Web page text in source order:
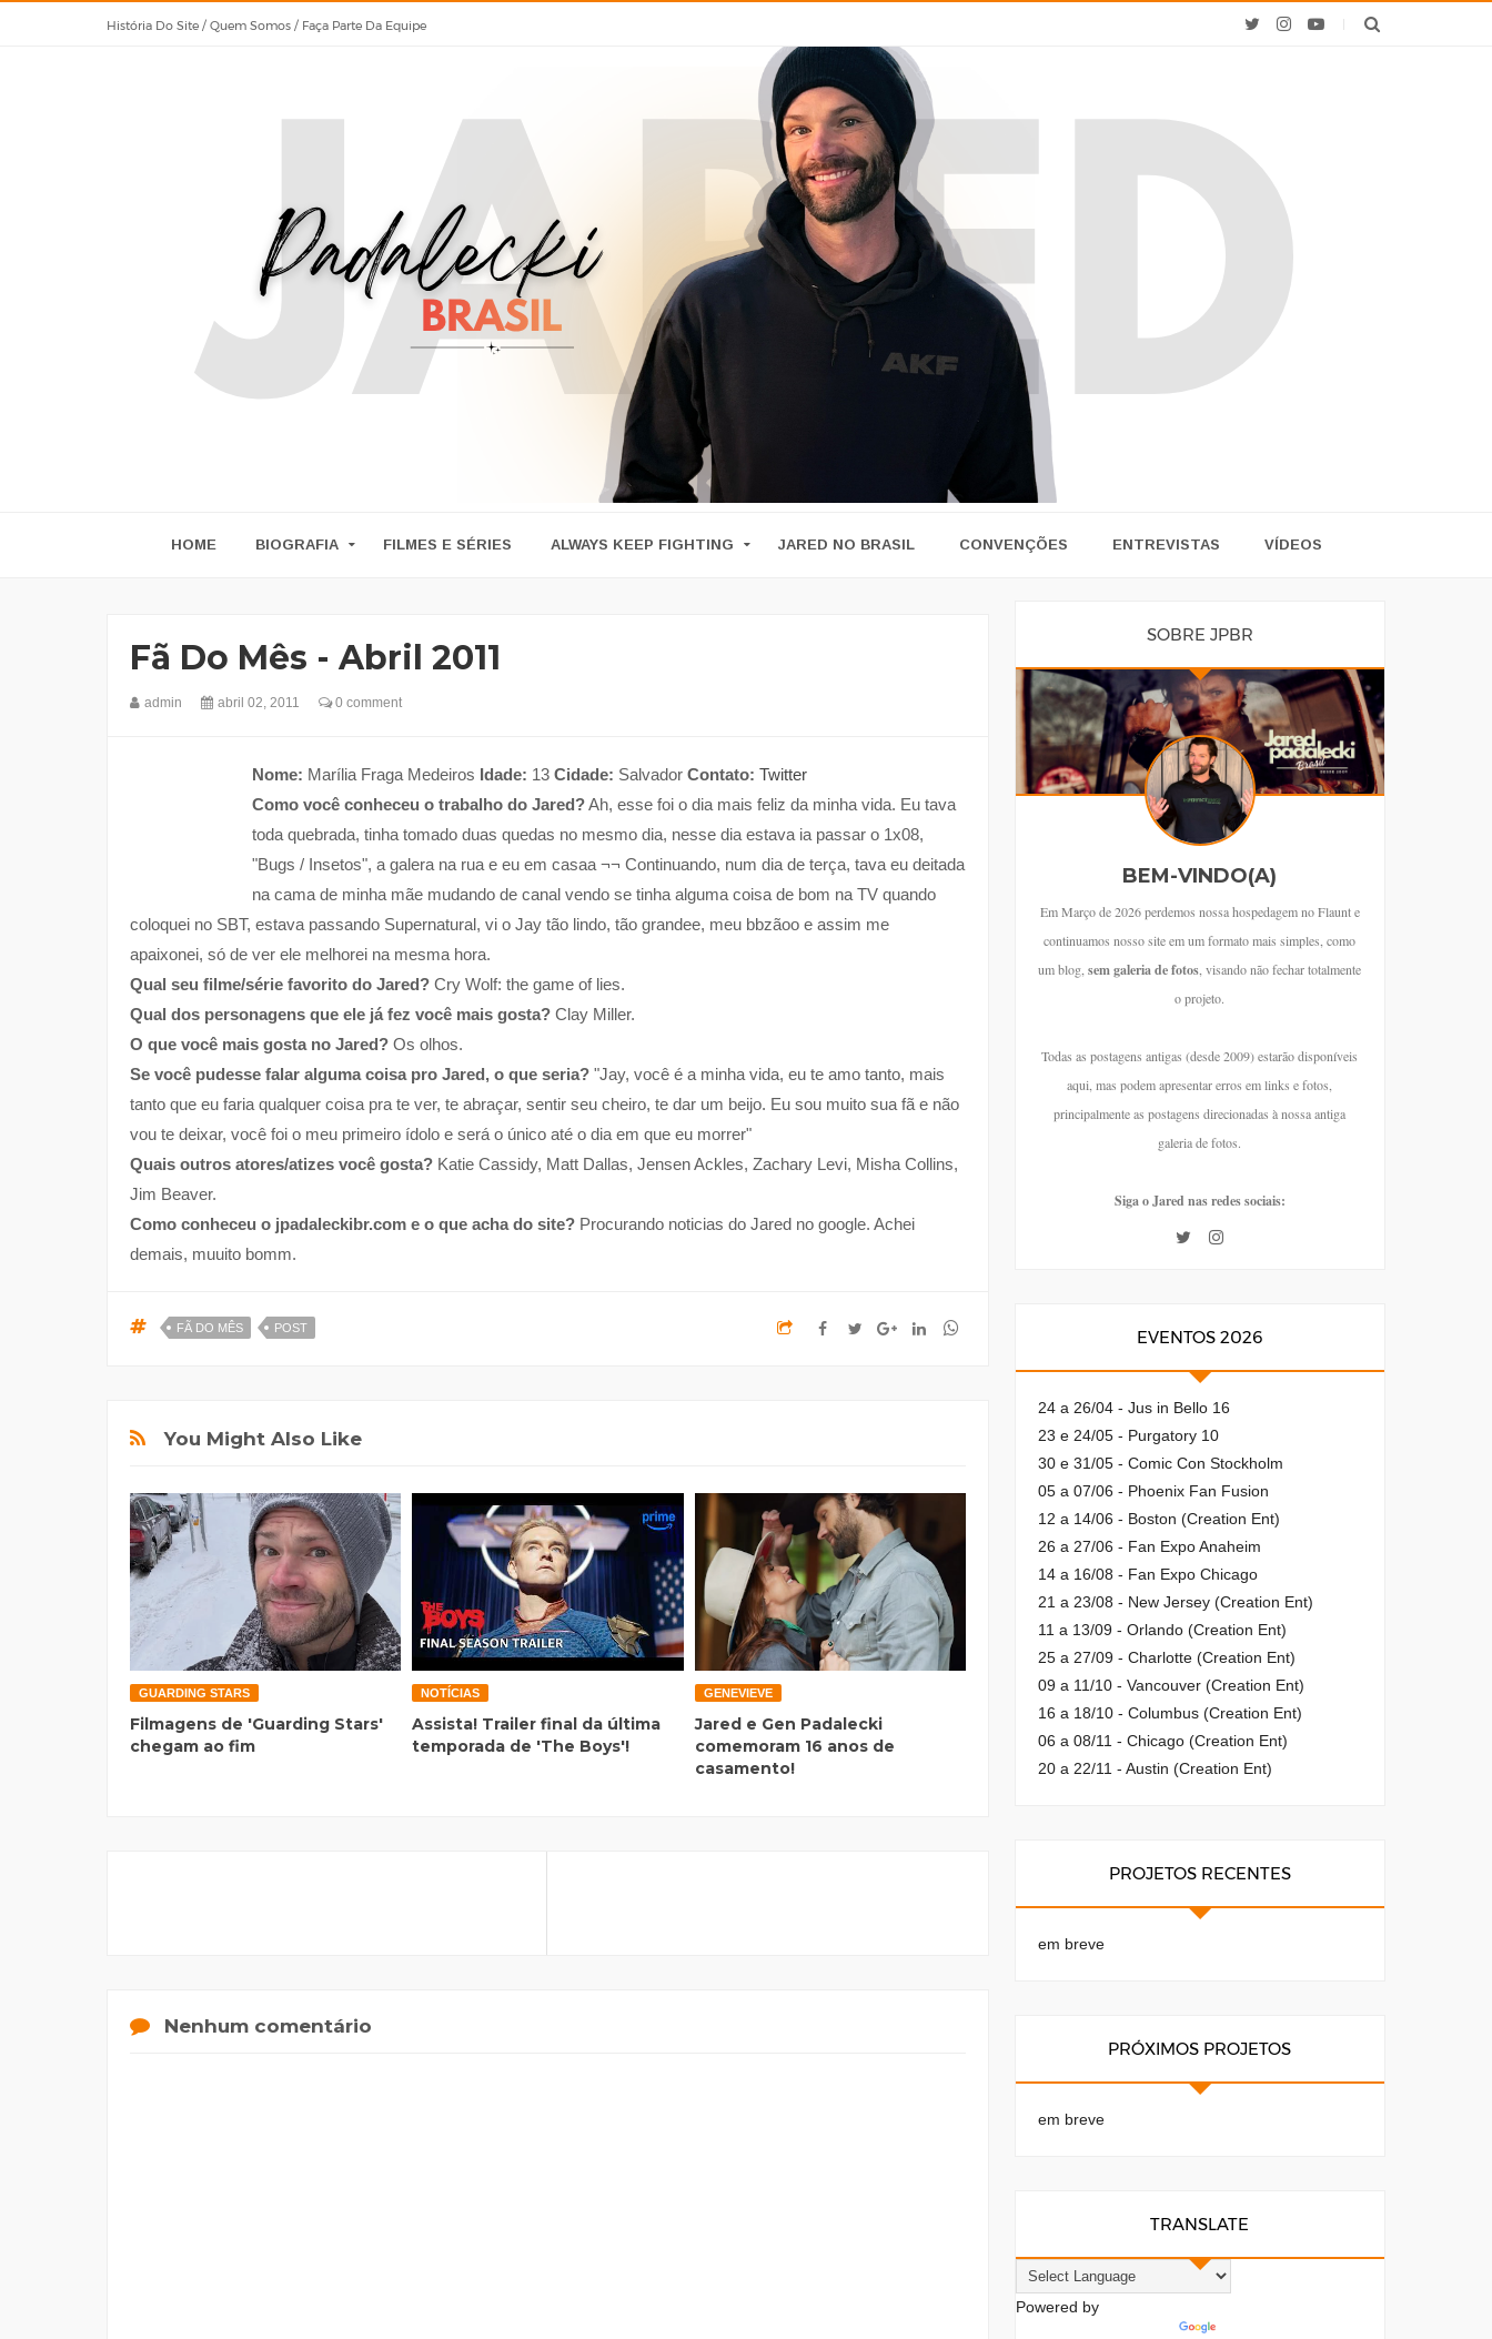
História Do Site / Quem Somos / Faça Parte Da Equipe
HOME BIOGRAFIA FILMES E SÉRIES ALWAYS KEEP FIGHTING JARED NO BRASIL CONVENÇÕES ENTREVISTAS VÍDEOS
Fã Do Mês - Abril 2011
admin abril 02, 2011 0 comment
Nome: Marília Fraga Medeiros Idade: 13 Cidade: Salvador Contato: Twitter
Como você conheceu o trabalho do Jared?Ah, esse foi o dia mais feliz da minha vida. Eu tava
toda quebrada, tinha tomado duas quedas no mesmo dia, nesse dia estava ia passar o 1x08,
"Bugs / Insetos", a galera na rua e eu em casaa ¬¬ Continuando, num dia de terça, tava eu deitada
na cama de minha mãe mudando de canal vendo se tinha alguma coisa de bom na TV quando
coloquei no SBT, estava passando Supernatural, vi o Jay tão lindo, tão grandee, meu bbzãoo e assim me
apaixonei, só de ver ele melhorei na mesma hora.
Qual seu filme/série favorito do Jared? Cry Wolf: the game of lies.
Qual dos personagens que ele já fez você mais gosta? Clay Miller.
O que você mais gosta no Jared? Os olhos.
Se você pudesse falar alguma coisa pro Jared, o que seria? "Jay, você é a minha vida, eu te amo tanto, mais
tanto que eu faria qualquer coisa pra te ver, te abraçar, sentir seu cheiro, te dar um beijo. Eu sou muito sua fã e não
vou te deixar, você foi o meu primeiro ídolo e será o único até o dia em que eu morrer"
Quais outros atores/atizes você gosta? Katie Cassidy, Matt Dallas, Jensen Ackles, Zachary Levi, Misha Collins,
Jim Beaver.
Como conheceu o jpadaleckibr.com e o que acha do site? Procurando noticias do Jared no google. Achei
demais, muuito bomm.
FÃ DO MÊS POST
You Might Also Like
GUARDING STARS
Filmagens de 'Guarding Stars'
chegam ao fim
NOTÍCIAS
Assista! Trailer final da última
temporada de 'The Boys'!
GENEVIEVE
Jared e Gen Padalecki
comemoram 16 anos de
casamento!
Nenhum comentário
SOBRE JPBR
BEM-VINDO(A)
Em Março de 2026 perdemos nossa hospedagem no Flaunt e
continuamos nosso site em um formato mais simples, como
um blog,sem galeria de fotos, visando não fechar totalmente
o projeto.
Todas as postagens antigas (desde 2009) estarão disponíveis
aqui, mas podem apresentar erros em links e fotos,
principalmente as postagens direcionadas à nossa antiga
galeria de fotos.
Siga o Jared nas redes sociais:
EVENTOS 2026
24 a 26/04 - Jus in Bello 16
23 e 24/05 - Purgatory 10
30 e 31/05 - Comic Con Stockholm
05 a 07/06 - Phoenix Fan Fusion
12 a 14/06 - Boston (Creation Ent)
26 a 27/06 - Fan Expo Anaheim
14 a 16/08 - Fan Expo Chicago
21 a 23/08 - New Jersey (Creation Ent)
11 a 13/09 - Orlando (Creation Ent)
25 a 27/09 - Charlotte (Creation Ent)
09 a 11/10 - Vancouver (Creation Ent)
16 a 18/10 - Columbus (Creation Ent)
06 a 08/11 - Chicago (Creation Ent)
20 a 22/11 - Austin (Creation Ent)
PROJETOS RECENTES
em breve
PRÓXIMOS PROJETOS
em breve
TRANSLATE
Powered by